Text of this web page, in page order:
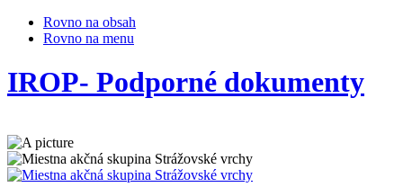
Rovno na obsah
Rovno na menu
IROP- Podporné dokumenty